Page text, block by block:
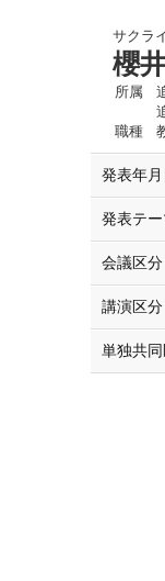
サクラ
櫻
所属
職種
発表年月
発表テー
会議区分
講演区分
単独共